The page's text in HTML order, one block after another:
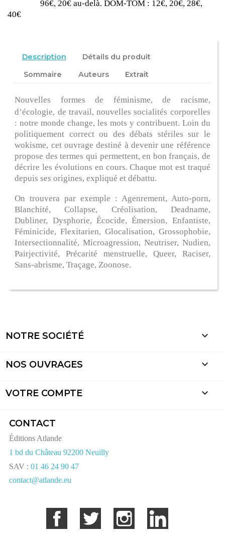
96€, 20€ au-delà. DOM-TOM : 12€, 20€, 28€,
40€
Description
Détails du produit
Sommaire
Auteurs Extrait
Nouvelles formes de féminisme, de racisme,
d’écologie, de travail, nouvelles socialités corporelles
: notre monde change, les mots y contribuent. Loin du
politiquement correct ou des débats stériles sur le
wokisme, cet ouvrage destiné à devenir une référence
propose des termes qui permettent, en bon français, de
décrire les évolutions en cours. Chaque mot est traqué
depuis ses origines, expliqué et débattu.
On trouvera par exemple : Agenrement, Auto-porn,
Blanchité, Collapse, Créolisation, Deadname,
Dubliner, Dysphorie, Écocide, Émersion, Enfantiste,
Féminicide, Flexitarien, Glocalisation, Grossophobie,
Intersectionnalité, Microagression, Neutriser, Nudien,
Pairjectivité, Précarité menstruelle, Queer, Raciser,
Sans-abrisme, Traçage, Zoonose.
NOTRE SOCIÉTÉ 
NOS OUVRAGES 
VOTRE COMPTE 
CONTACT
Éditions Atlande
1 bd du Château 92200 Neuilly
SAV : 01 46 24 90 47
contact@atlande.eu
Facebook Twitter Instagram